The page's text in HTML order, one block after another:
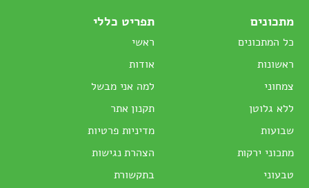
מתכונים
כל המתכונים
ראשונות
צמחוני
ללא גלוטן
שבועות
מתכוני ירקות
טבעוני
תפריט כללי
ראשי
אודות
למה אני מבשל
תקנון אתר
מדיניות פרטיות
הצהרת נגישות
בתקשורת